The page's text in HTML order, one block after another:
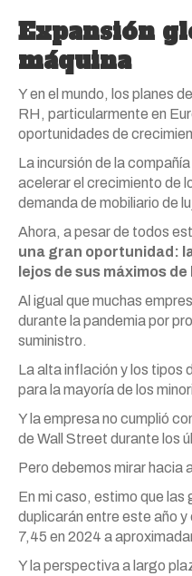
Expansión
máquina
Y en el mundo, los planes
RH, particularmente en
oportunidades de
La incursión de la
acelerar el crecimiento de
demanda de mobiliario de
Ahora, a pesar de todos
una gran oportunidad:
lejos de sus máximos
Al igual que muchas
durante la pandemia por
suministro.
La alta inflación y los tipos
para la mayoría de los
Y la empresa no cumplió
de Wall Street durante los
Pero debemos mirar hacia
En mi caso, estimo que
duplicarán entre este año
7,45 en 2024 a
Y la perspectiva a largo